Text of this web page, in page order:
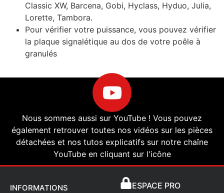
Classic XW, Barcena, Gobi, Hyclass, Hyduo, Julia,
Lorette, Tambora.
Pour vérifier votre puissance, vous pouvez vérifier
la plaque signalétique au dos de votre poêle à
granulés
Nous sommes aussi sur YouTube ! Vous pouvez
également retrouver toutes nos vidéos sur les pièces
détachées et nos tutos explicatifs sur notre chaîne
YouTube en cliquant sur l'icône
INFORMATIONS ESPACE PRO